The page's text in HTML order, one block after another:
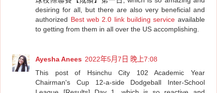
desiring for all, but there are also very beneficial and
authorized Best web 2.0 link building service available
to getting from them in all over the US accomplishing.
Ayesha Anees 2022年5月7日 晚上7:08
This post of Hsinchu City 102 Academic Year
Chairman's Cup 12-a-side Dodgeball Inter-School